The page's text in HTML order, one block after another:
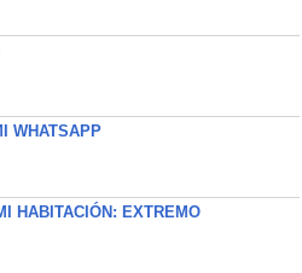
WHATSAPP
HABITACIÓN: EXTREMO